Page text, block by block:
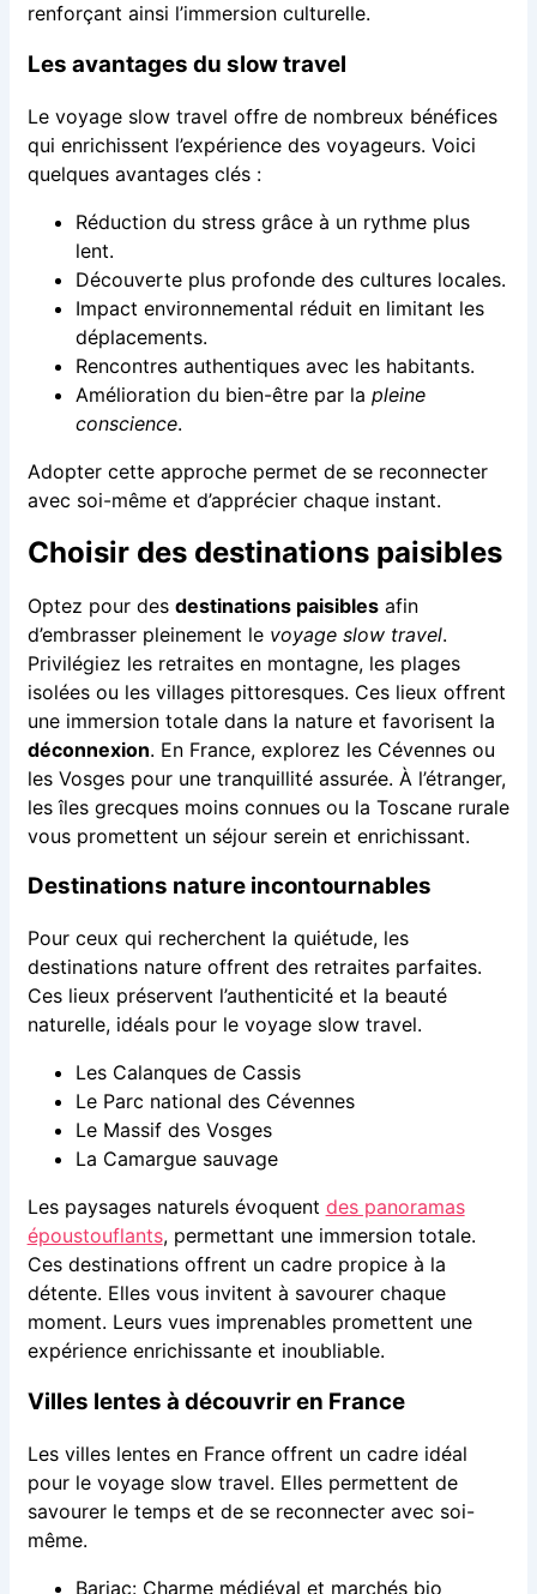
renforçant ainsi l’immersion culturelle.
Les avantages du slow travel
Le voyage slow travel offre de nombreux bénéfices
qui enrichissent l’expérience des voyageurs. Voici
quelques avantages clés :
Réduction du stress grâce à un rythme plus
lent.
Découverte plus profonde des cultures locales.
Impact environnemental réduit en limitant les
déplacements.
Rencontres authentiques avec les habitants.
Amélioration du bien-être par la pleine
conscience.
Adopter cette approche permet de se reconnecter
avec soi-même et d’apprécier chaque instant.
Choisir des destinations paisibles
Optez pour des destinations paisiblesafin
d’embrasser pleinement le voyage slow travel.
Privilégiez les retraites en montagne, les plages
isolées ou les villages pittoresques. Ces lieux offrent
une immersion totale dans la nature et favorisent la
déconnexion. En France, explorez les Cévennes ou
les Vosges pour une tranquillité assurée. À l’étranger,
les îles grecques moins connues ou la Toscane rurale
vous promettent un séjour serein et enrichissant.
Destinations nature incontournables
Pour ceux qui recherchent la quiétude, les
destinations nature offrent des retraites parfaites.
Ces lieux préservent l’authenticité et la beauté
naturelle, idéals pour le voyage slow travel.
Les Calanques de Cassis
Le Parc national des Cévennes
Le Massif des Vosges
La Camargue sauvage
Les paysages naturels évoquent des panoramas
époustouflants, permettant une immersion totale.
Ces destinations offrent un cadre propice à la
détente. Elles vous invitent à savourer chaque
moment. Leurs vues imprenables promettent une
expérience enrichissante et inoubliable.
Villes lentes à découvrir en France
Les villes lentes en France offrent un cadre idéal
pour le voyage slow travel. Elles permettent de
savourer le temps et de se reconnecter avec soi-
même.
Barjac: Charme médiéval et marchés bio